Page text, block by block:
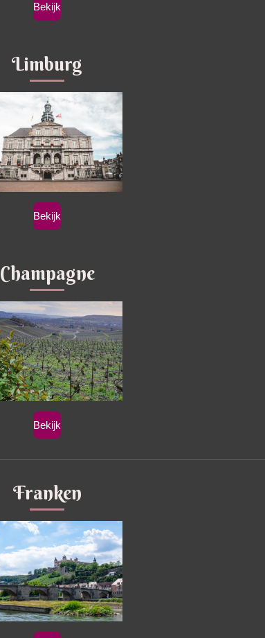
Bekijk
Limburg
Bekijk
Champagne
Bekijk
Franken